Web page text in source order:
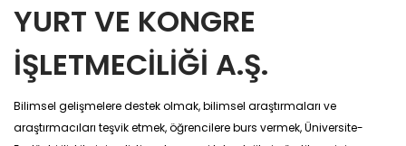
YURT VE KONGRE
İŞLETMECİLİĞİ A.Ş.
Bilimsel gelişmelere destek olmak, bilimsel araştırmaları ve
araştırmacıları teşvik etmek, öğrencilere burs vermek, Üniversite-